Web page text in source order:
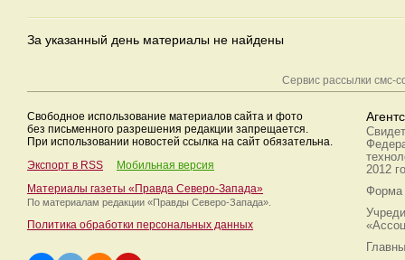
За указанный день материалы не найдены
Сервис рассылки смс-
Свободное использование материалов сайта и фото
без письменного разрешения редакции запрещается.
При использовании новостей ссылка на сайт обязательна.
Экспорт в RSS
Мобильная версия
Материалы газеты «Правда Северо-Запада»
По материалам редакции «Правды Северо-Запада».
Политика обработки персональных данных
2012
Форма